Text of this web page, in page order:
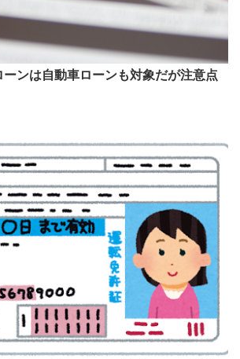
ンは自動車ローンも対象だが注意点